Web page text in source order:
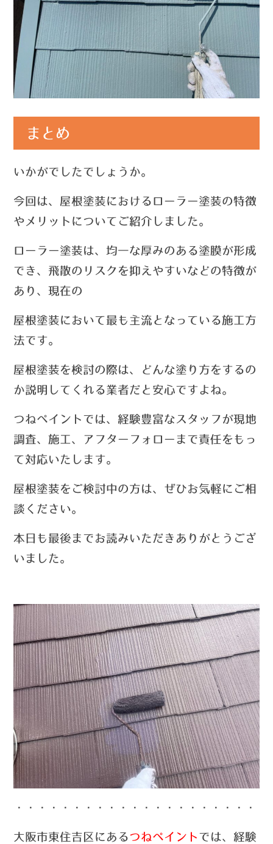
まとめ
いかがでしたでしょうか。
今回は、屋根塗装におけるローラー塗装の特徴
やメリットについてご紹介しました。
ローラー塗装は、均一な厚みのある塗膜が形成
でき、飛散のリスクを抑えやすいなどの特徴が
あり、現在の
屋根塗装において最も主流となっている施工方
法です。
屋根塗装を検討の際は、どんな塗り方をするの
か説明してくれる業者だと安心ですよね。
つねペイントでは、経験豊富なスタッフが現地
調査、施工、アフターフォローまで責任をもっ
て対応いたします。
屋根塗装をご検討中の方は、ぜひお気軽にご相
談ください。
本日も最後までお読みいただきありがとうござ
いました。
・・・・・・・・・・・・・・・・・・・・・
大阪市東住吉区にあるつねペイント では、経験